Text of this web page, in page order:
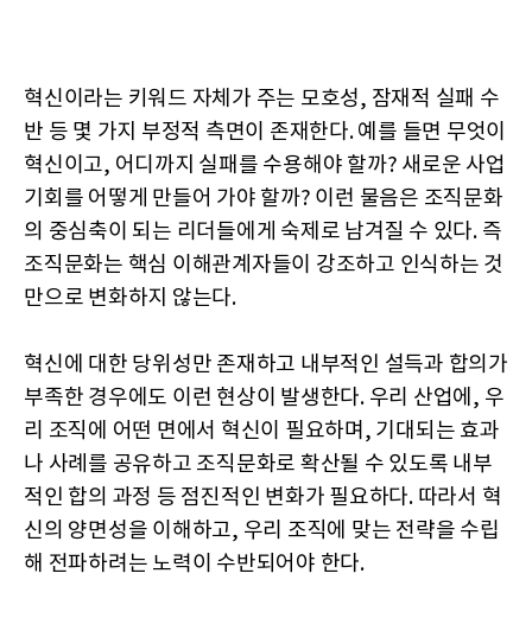
혁신이라는 키워드 자체가 주는 모호성, 잠재적 실패 수
반 등 몇 가지 부정적 측면이 존재한다. 예를 들면 무엇이
혁신이고, 어디까지 실패를 수용해야 할까? 새로운 사업
기회를 어떻게 만들어 가야 할까? 이런 물음은 조직문화
의 중심축이 되는 리더들에게 숙제로 남겨질 수 있다. 즉
조직문화는 핵심 이해관계자들이 강조하고 인식하는 것
만으로 변화하지 않는다.
혁신에 대한 당위성만 존재하고 내부적인 설득과 합의가
부족한 경우에도 이런 현상이 발생한다. 우리 산업에, 우
리 조직에 어떤 면에서 혁신이 필요하며, 기대되는 효과
나 사례를 공유하고 조직문화로 확산될 수 있도록 내부
적인 합의 과정 등 점진적인 변화가 필요하다. 따라서 혁
신의 양면성을 이해하고, 우리 조직에 맞는 전략을 수립
해 전파하려는 노력이 수반되어야 한다.